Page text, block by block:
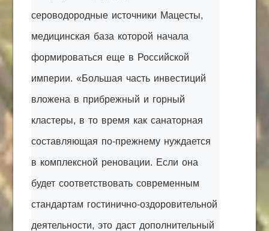
сероводородные источники Мацесты,
медицинская база которой начала
формироваться еще в Российской
империи. «Большая часть инвестиций
вложена в прибрежный и горный
кластеры, в то время как санаторная
составляющая по-прежнему нуждается
в комплексной реновации. Если она
будет соответствовать современным
стандартам гостинично-оздоровительной
деятельности, это даст дополнительный